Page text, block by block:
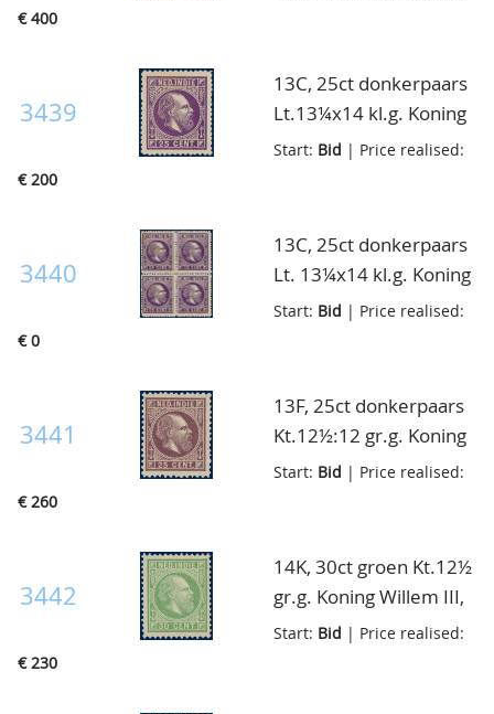
cert. NKD
€ 400
3439
13C, 25ct donkerpaars
Lt.13¼x14 kl.g. Koning
Willem III, postfris met
gecentreerd, pracht
ex., cert. NKD
Start: Bid | Price realised:
€ 200
3440
13C, 25ct donkerpaars
Lt. 13¼x14 kl.g. Koning
Willem III, in postfris
waarin de vaak
voorkomende bruine
vlekjes overigens luxe
blok
Start: Bid | Price realised:
€ 0
3441
13F, 25ct donkerpaars
Kt.12½:12 gr.g. Koning
Willem III, postfris met
NKD
Start: Bid | Price realised:
€ 260
3442
14K, 30ct groen Kt.12½
gr.g. Koning Willem III,
postfris met volledige
Start: Bid | Price realised:
€ 230